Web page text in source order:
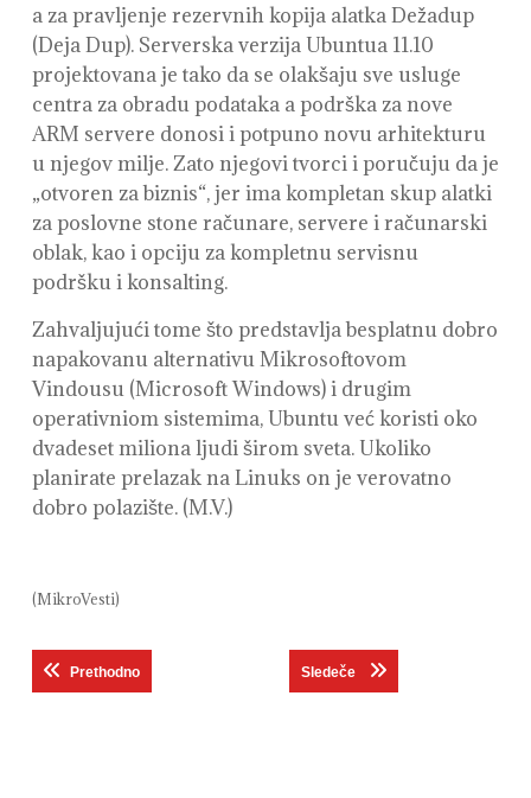
a za pravljenje rezervnih kopija alatka Dežadup
(Deja Dup). Serverska verzija Ubuntua 11.10
projektovana je tako da se olakšaju sve usluge
centra za obradu podataka a podrška za nove
ARM servere donosi i potpuno novu arhitekturu
u njegov milje. Zato njegovi tvorci i poručuju da je
„otvoren za biznis“, jer ima kompletan skup alatki
za poslovne stone računare, servere i računarski
oblak, kao i opciju za kompletnu servisnu
podršku i konsalting.
Zahvaljujući tome što predstavlja besplatnu dobro
napakovanu alternativu Mikrosoftovom
Vindousu (Microsoft Windows) i drugim
operativniom sistemima, Ubuntu već koristi oko
dvadeset miliona ljudi širom sveta. Ukoliko
planirate prelazak na Linuks on je verovatno
dobro polazište. (M.V.)
(MikroVesti)
Кретање
чланка
PrethodnoPrevious post: Sledeče Next post: